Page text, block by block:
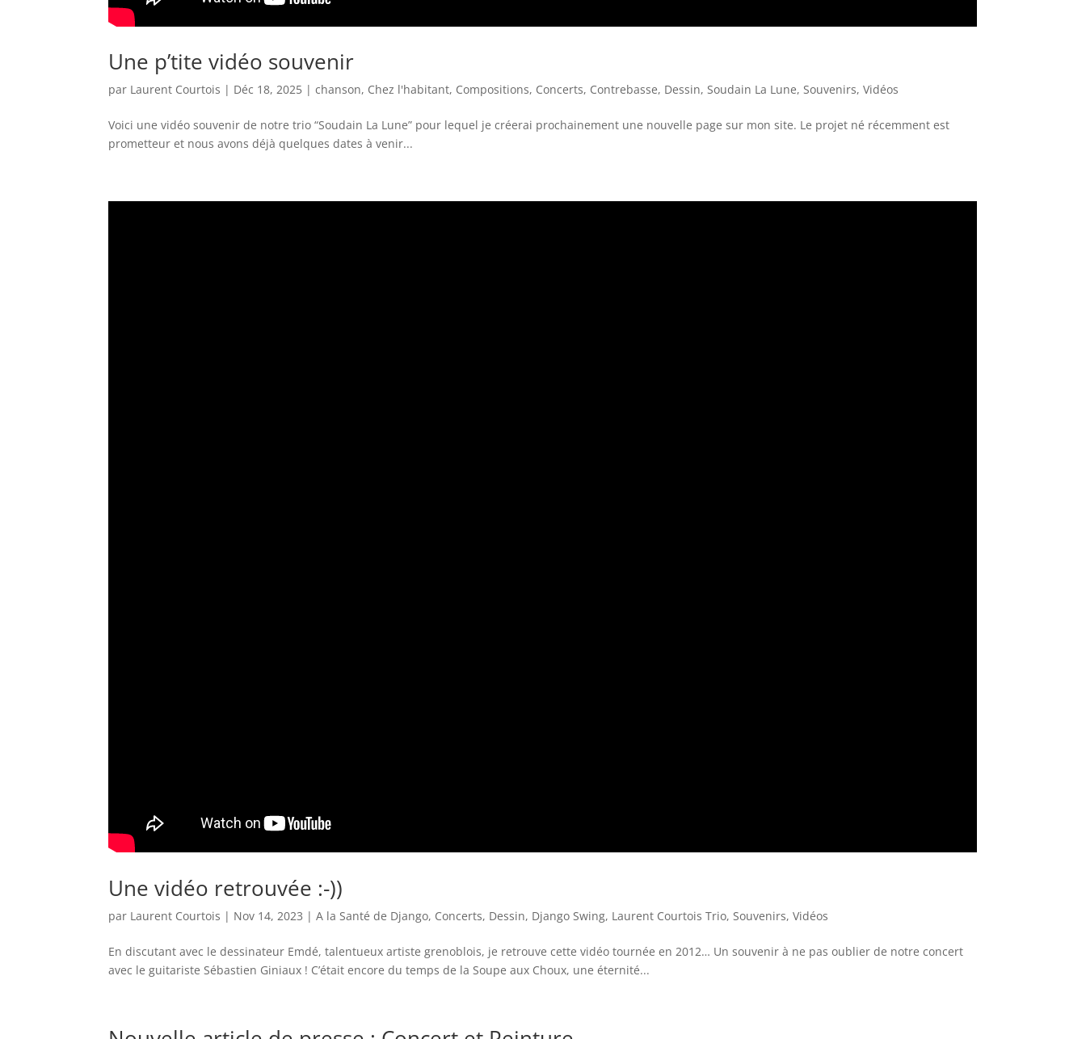
Une p’tite vidéo souvenir
par Laurent Courtois | Déc 18, 2025 |chanson, Chez l'habitant, Compositions, Concerts, Contrebasse, Dessin,Soudain La Lune,Souvenirs,Vidéos
Voici une vidéo souvenir de notre trio “Soudain La Lune” pour lequel je créerai prochainement une nouvelle page sur mon site. Le projet né récemment est
prometteur et nous avons déjà quelques dates à venir...
Une vidéo retrouvée :-))
par Laurent Courtois | Nov 14, 2023 |A la Santé de Django, Concerts, Dessin, Django Swing, Laurent Courtois Trio, Souvenirs,Vidéos
En discutant avec le dessinateur Emdé, talentueux artiste grenoblois, je retrouve cette vidéo tournée en 2012… Un souvenir à ne pas oublier de notre concert
avec le guitariste Sébastien Giniaux ! C’était encore du temps de la Soupe aux Choux, une éternité...